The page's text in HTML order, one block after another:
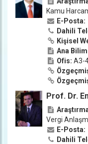
Kamu
E-Posta:
Dahili
Kişisel
Ana Bilim
Ofis: A3-
Prof. Dr.
Vergi
E-Posta:
Dahili